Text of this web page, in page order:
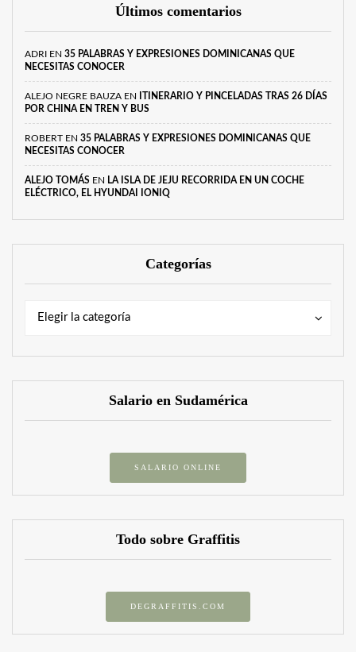
Últimos comentarios
ADRI EN 35 PALABRAS Y EXPRESIONES DOMINICANAS QUE
NECESITAS CONOCER
ALEJO NEGRE BAUZA EN
ITINERARIO Y PINCELADAS TRAS 26 DÍAS
POR CHINA EN TREN Y BUS
ROBERT EN 35 PALABRAS Y EXPRESIONES DOMINICANAS QUE
NECESITAS CONOCER
ALEJO TOMÁS EN LA ISLA DE JEJU RECORRIDA EN UN COCHE
ELÉCTRICO, EL HYUNDAI IONIQ
Categorías
Elegir la categoría
Categorías
Salario en Sudamérica
SALARIO ONLINE
Todo sobre Graffitis
DEGRAFFITIS.COM